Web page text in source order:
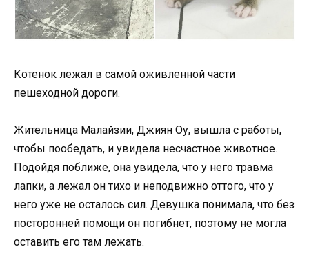
Котенок лежал в самой оживленной части
пешеходной дороги.
Жительница Малайзии, Джиян Оу, вышла с работы,
чтобы пообедать, и увидела несчастное животное.
Подойдя поближе, она увидела, что у него травма
лапки, а лежал он тихо и неподвижно оттого, что у
него уже не осталось сил. Девушка понимала, что без
посторонней помощи он погибнет, поэтому не могла
оставить его там лежать.